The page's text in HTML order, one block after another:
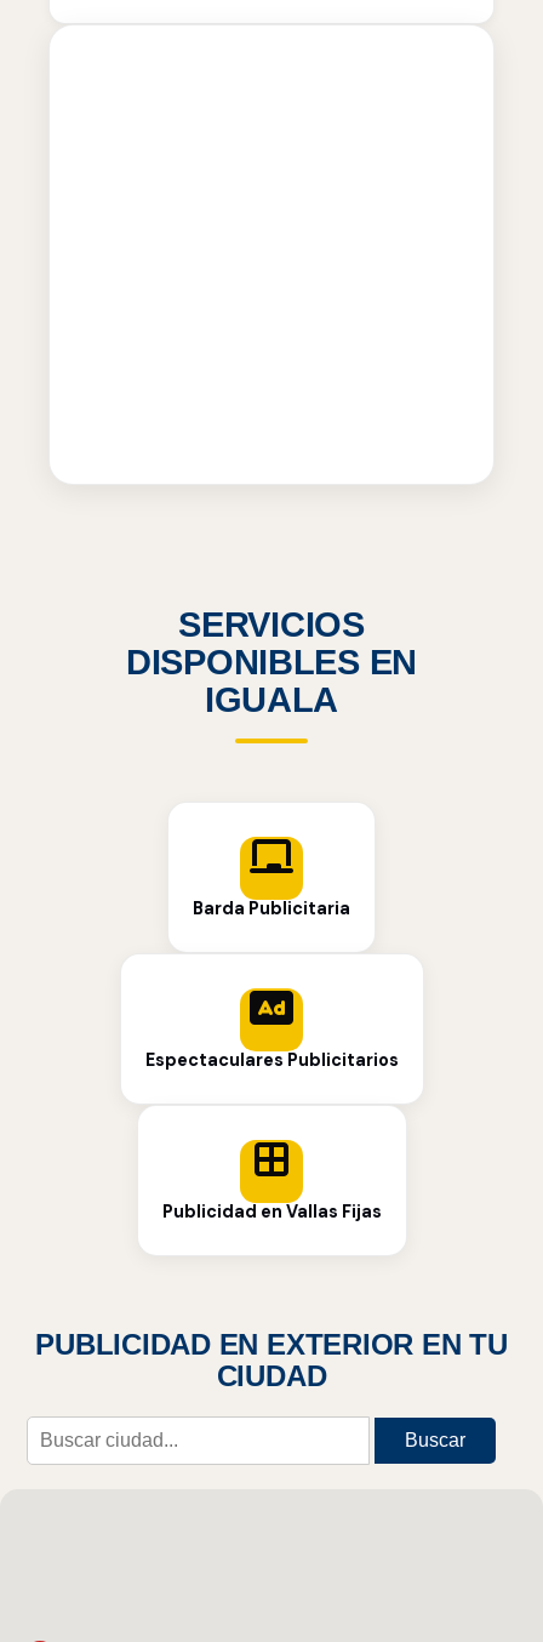
SERVICIOS
DISPONIBLES EN
IGUALA
Barda Publicitaria
Espectaculares Publicitarios
Publicidad en Vallas Fijas
PUBLICIDAD EN EXTERIOR EN TU
CIUDAD
Buscar